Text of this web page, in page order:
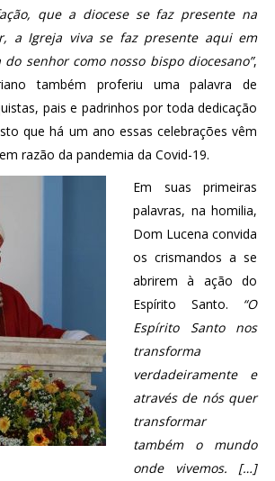
que a diocese se faz presente na
a Igreja viva se faz presente aqui em
do senhor como nosso bispo diocesano”,
também proferiu uma palavra de
pais e padrinhos por toda dedicação
que há um ano essas celebrações vêm
razão da pandemia da Covid-19.
Em suas primeiras
palavras, na homilia,
Dom Lucena convida
os crismandos a se
abrirem à ação do
Espírito Santo.
“O
Espírito Santo nos
transforma
verdadeiramente e
através de nós quer
transformar
também o mundo
onde vivemos. […]